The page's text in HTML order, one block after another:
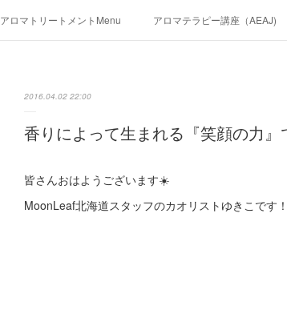
アロマトリートメントMenu アロマテラピー講座（AEAJ)
2016.04.02 22:00
香りによって生まれる『笑顔の力
皆さんおはようございます☀️
MoonLeaf北海道スタッフのカオリストゆきこです